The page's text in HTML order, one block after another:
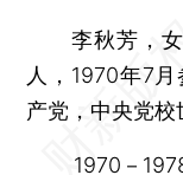
李秋芳，女
人，1970年7
产党，中央党校
1970－1978